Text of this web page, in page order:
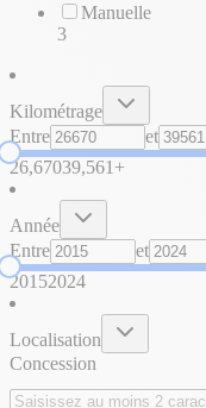
Manuelle
3
Kilométrage
Entre
et
26,67039,561+
Année
Entre
et
20152024
Localisation
Concession